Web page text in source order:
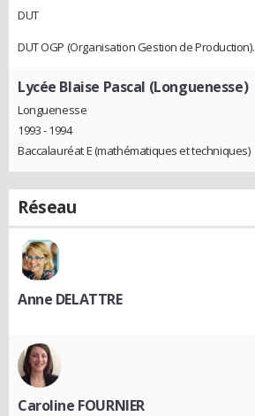
DUT
DUT OGP (Organisation Gestion de Production).
Lycée Blaise Pascal (Longuenesse)
Longuenesse
1993 - 1994
Baccalauréat E (mathématiques et techniques)
Réseau
Anne DELATTRE
Caroline FOURNIER